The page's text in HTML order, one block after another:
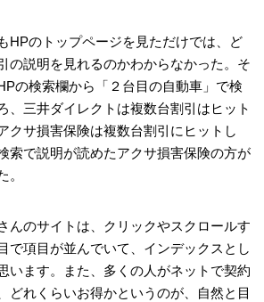
HPのトップページを見ただけでは、ど
の説明を見れるのかわからなかった。そ
の検索欄から「２台目の自動車」で検
、三井ダイレクトは複数台割引はヒット
クサ損害保険は複数台割引にヒットし
索で説明が読めたアクサ損害保険の方が
。
んのサイトは、クリックやスクロールす
で項目が並んでいて、インデックスとし
います。また、多くの人がネットで契約
どれくらいお得かというのが、自然と目